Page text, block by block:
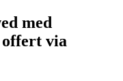
med
via